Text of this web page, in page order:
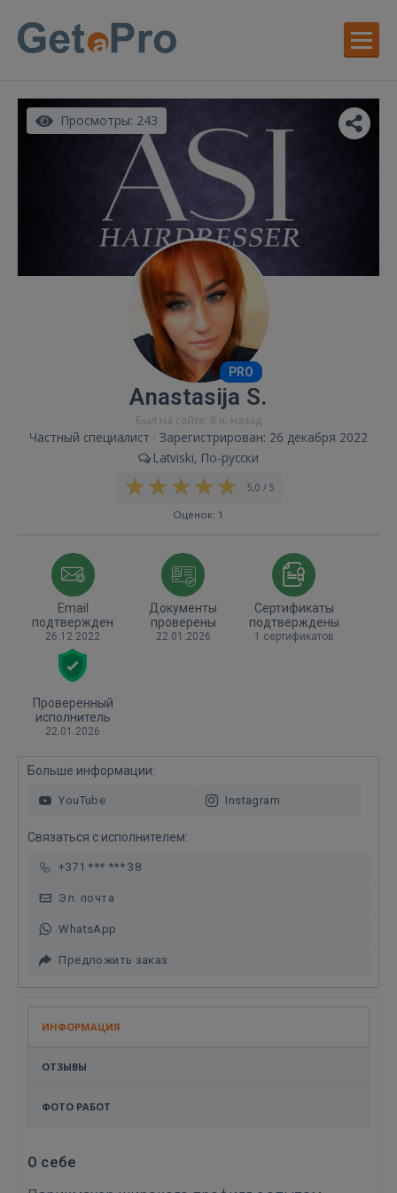
Просмотры: 243
PRO
Anastasija S.
Был на сайте: 8 ч. назад
Частный специалист · Зарегистрирован: 26 декабря 2022
Latviski, По-русски
5,0 / 5
Оценок: 1
Email
подтвержден
26.12.2022
Документы
проверены
22.01.2026
Сертификаты
подтверждены
1 сертификатов
Проверенный
исполнитель
22.01.2026
Больше информации:
YouTube Instagram
Связаться с исполнителем:
+371 *** *** 38
Эл. почта
WhatsApp
Предложить заказ
ИНФОРМАЦИЯ
ОТЗЫВЫ
ФОТО РАБОТ
О себе